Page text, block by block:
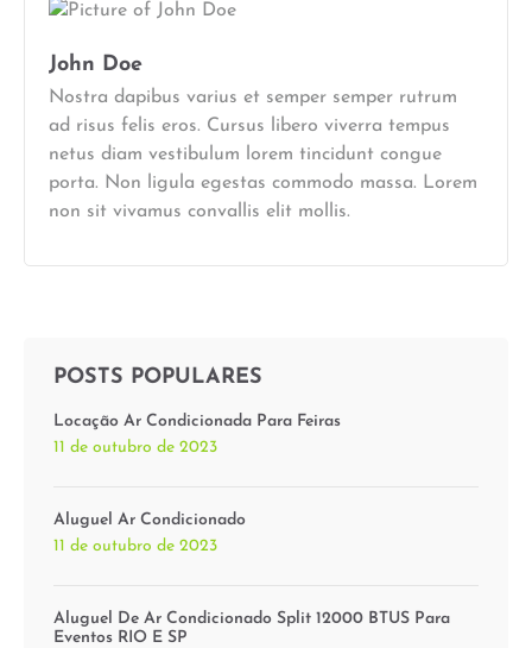
John Doe
Nostra dapibus varius et semper semper rutrum
ad risus felis eros. Cursus libero viverra tempus
netus diam vestibulum lorem tincidunt congue
porta. Non ligula egestas commodo massa. Lorem
non sit vivamus convallis elit mollis.
POSTS POPULARES
Locação Ar Condicionada Para Feiras
11 de outubro de 2023
Aluguel Ar Condicionado
11 de outubro de 2023
Aluguel De Ar Condicionado Split 12000 BTUS Para
Eventos RIO E SP